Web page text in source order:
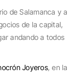
de Salamanca y a
de la capital,
andando a todos
Joyeros, en la